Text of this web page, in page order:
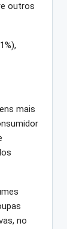
outros
mais
no